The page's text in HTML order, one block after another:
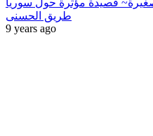
طريق الحسنى
9 years ago